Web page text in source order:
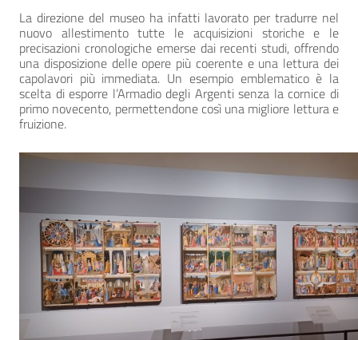
La direzione del museo ha infatti lavorato per tradurre nel
nuovo allestimento tutte le acquisizioni storiche e le
precisazioni cronologiche emerse dai recenti studi, offrendo
una disposizione delle opere più coerente e una lettura dei
capolavori più immediata. Un esempio emblematico è la
scelta di esporre l’Armadio degli Argenti senza la cornice di
primo novecento, permettendone così una migliore lettura e
fruizione.